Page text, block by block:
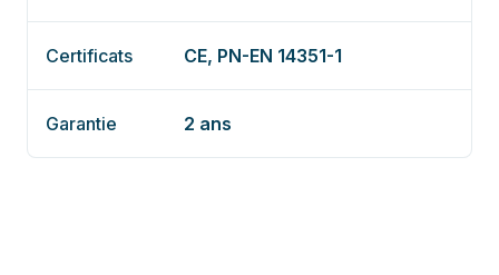
Certificats CE, PN-EN 14351-1
Garantie 2 ans